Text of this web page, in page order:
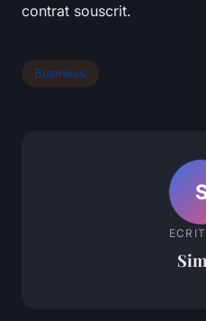
contrat souscrit.
Business